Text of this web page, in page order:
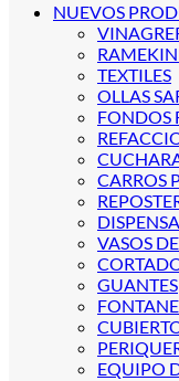
NUEVOS
TEXTILES
OLLAS
FONDOS
CARROS
VASOS
GUANTES
EQUIPO